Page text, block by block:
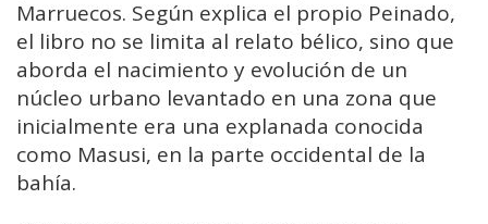
Marruecos. Según explica el propio Peinado,
el libro no se limita al relato bélico, sino que
aborda el nacimiento y evolución de un
núcleo urbano levantado en una zona que
inicialmente era una explanada conocida
como Masusi, en la parte occidental de la
bahía.